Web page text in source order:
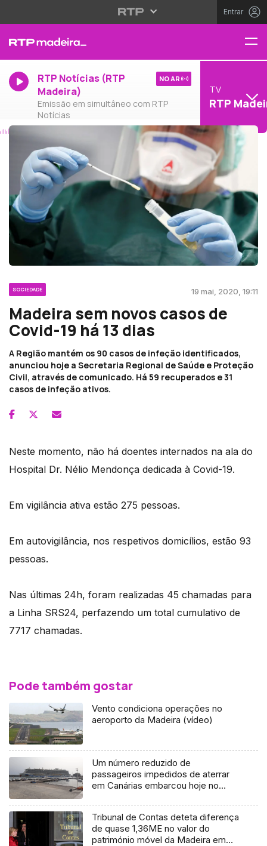
Entrar
RTP Notícias (RTP
Madeira)
Emissão em simultâneo com RTP
Notícias
NO AR
TV
RTP
SOCIEDADE 19 mai, 2020, 19:11
Madeira sem novos casos de
Covid-19 há 13 dias
A Região mantém os 90 casos de infeção identificados,
anunciou hoje a Secretaria Regional de Saúde e Proteção
Civil, através de comunicado. Há 59 recuperados e 31
casos de infeção ativos.
Neste momento, não há doentes internados na ala do
Hospital Dr. Nélio Mendonça dedicada à Covid-19.
Em vigilância ativa estão 275 pessoas.
Em autovigilância, nos respetivos domicílios, estão 93
pessoas.
Nas últimas 24h, foram realizadas 45 chamadas para
a Linha SRS24, perfazendo um total cumulativo de
7717 chamadas.
Pode também gostar
Vento condiciona operações no
aeroporto da Madeira (vídeo)
Um número reduzido de
passageiros impedidos de aterrar
em Canárias embarcou hoje no
Tribunal de Contas deteta diferença
de quase 1,36ME no valor do
património móvel da Madeira em